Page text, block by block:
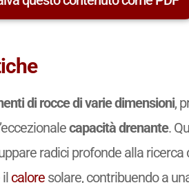
di rocce di varie dimensioni,
capacità drenante.
radici profonde alla
calore solare, contribuendo a